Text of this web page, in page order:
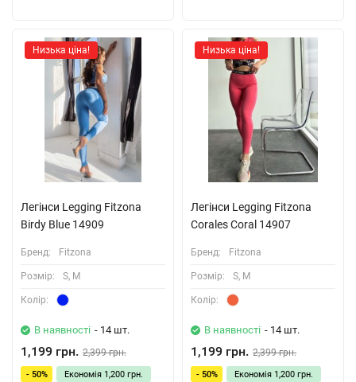
Низька ціна!
Легінси Legging Fitzona
Birdy Blue 14909
Бренд: Fitzona
Розмiр: S, M
Колiр:
В наявності - 14 шт.
1,199 грн. 2,399 грн.
- 50% Економія 1,200 грн.
Низька ціна!
Легінси Legging Fitzona
Corales Coral 14907
Бренд: Fitzona
Розмiр: S, M
Колiр:
В наявності - 14 шт.
1,199 грн. 2,399 грн.
- 50% Економія 1,200 грн.